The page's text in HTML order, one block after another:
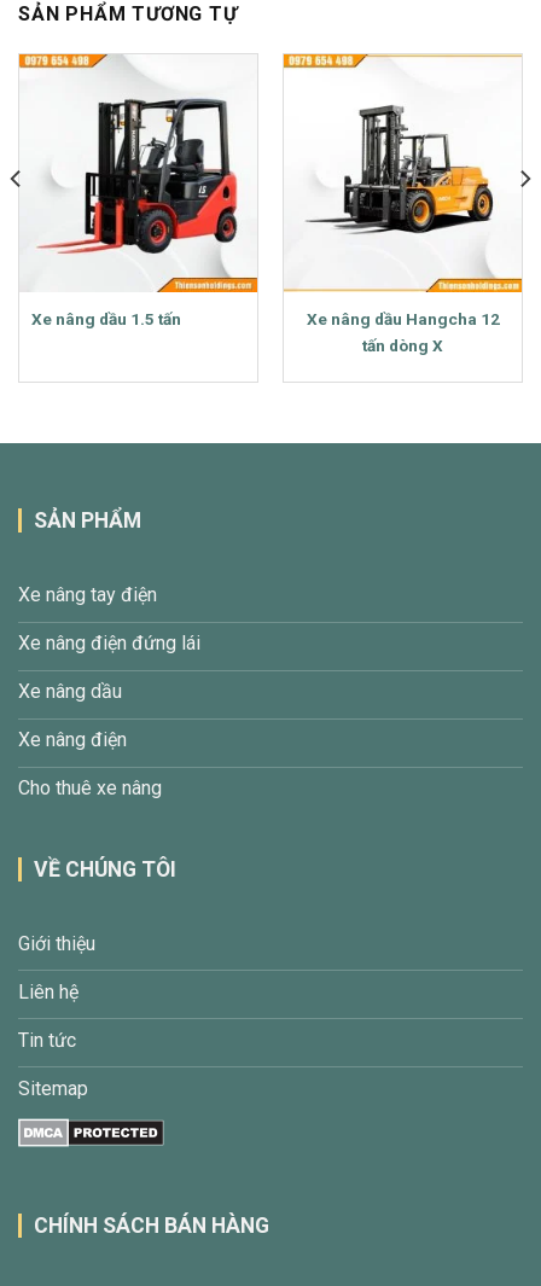
SẢN PHẨM TƯƠNG TỰ
Xe nâng dầu 1.5 tấn
Xe nâng dầu Hangcha 12
tấn dòng X
SẢN PHẨM
Xe nâng tay điện
Xe nâng điện đứng lái
Xe nâng dầu
Xe nâng điện
Cho thuê xe nâng
VỀ CHÚNG TÔI
Giới thiệu
Liên hệ
Tin tức
Sitemap
CHÍNH SÁCH BÁN HÀNG